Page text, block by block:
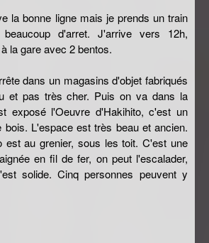
la bonne ligne mais je prends un train
d'arret. J'arrive vers 12h,
la gare avec 2 bentos.
dans un magasins d'objet fabriqués
et pas très cher. Puis on va dans la
exposé l'Oeuvre d'Hakihito, c'est un
bois. L'espace est très beau et ancien.
est au grenier, sous les toit. C'est une
en fil de fer, on peut l'escalader,
solide. Cinq personnes peuvent y